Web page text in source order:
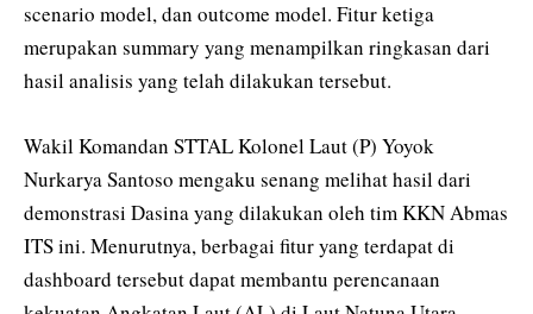
scenario model, dan outcome model. Fitur ketiga
merupakan summary yang menampilkan ringkasan dari
hasil analisis yang telah dilakukan tersebut.
Wakil Komandan STTAL Kolonel Laut (P) Yoyok
Nurkarya Santoso mengaku senang melihat hasil dari
demonstrasi Dasina yang dilakukan oleh tim KKN Abmas
ITS ini. Menurutnya, berbagai fitur yang terdapat di
dashboard tersebut dapat membantu perencanaan